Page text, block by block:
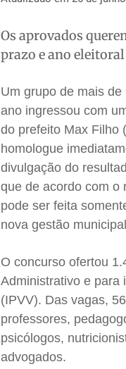
Os aprovados
prazo e ano eleitoral
Um grupo de mais
ano ingressou com
do prefeito Max Filho
homologue
divulgação do
que de acordo com o
pode ser feita
nova gestão
O concurso ofertou
Administrativo e para
(IPVV). Das vagas,
professores,
psicólogos,
advogados.